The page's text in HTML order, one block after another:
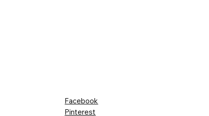
Facebook
Pinterest